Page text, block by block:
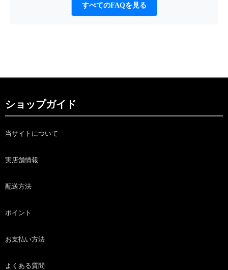
すべてのFAQを見る
ショップガイド
当サイトについて
実店舗情報
配送方法
ポイント
お支払い方法
よくある質問